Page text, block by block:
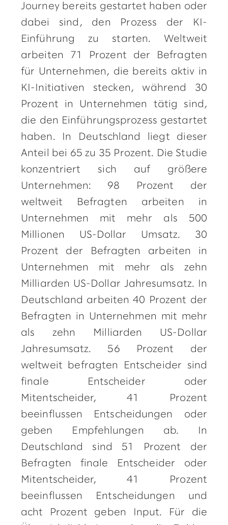
Journey bereits gestartet haben oder
dabei sind, den Prozess der KI-
Einführung zu starten. Weltweit
arbeiten 71 Prozent der Befragten
für Unternehmen, die bereits aktiv in
KI-Initiativen stecken, während 30
Prozent in Unternehmen tätig sind,
die den Einführungsprozess gestartet
haben. In Deutschland liegt dieser
Anteil bei 65 zu 35 Prozent. Die Studie
konzentriert sich auf größere
Unternehmen: 98 Prozent der
weltweit Befragten arbeiten in
Unternehmen mit mehr als 500
Millionen US-Dollar Umsatz. 30
Prozent der Befragten arbeiten in
Unternehmen mit mehr als zehn
Milliarden US-Dollar Jahresumsatz. In
Deutschland arbeiten 40 Prozent der
Befragten in Unternehmen mit mehr
als zehn Milliarden US-Dollar
Jahresumsatz. 56 Prozent der
weltweit befragten Entscheider sind
finale Entscheider oder
Mitentscheider, 41 Prozent
beeinflussen Entscheidungen oder
geben Empfehlungen ab. In
Deutschland sind 51 Prozent der
Befragten finale Entscheider oder
Mitentscheider, 41 Prozent
beeinflussen Entscheidungen und
acht Prozent geben Input. Für die